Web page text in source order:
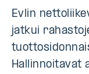
Evlin
jatkui
Hallinnoitavat